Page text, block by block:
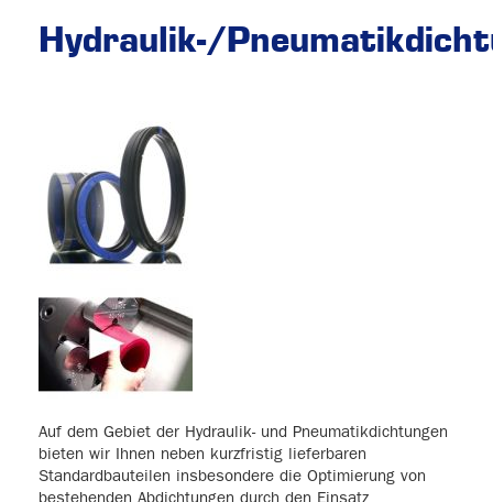
Hydraulik-/
Auf dem Gebiet der Hydraulik- und Pneumatikdichtungen
bieten wir Ihnen neben kurzfristig lieferbaren
Standardbauteilen insbesondere die Optimierung von
bestehenden Abdichtungen durch den Einsatz